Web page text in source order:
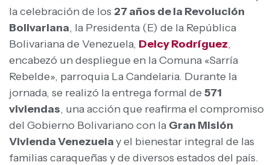
la celebración de los 27 años de la Revolución
Bolivariana, la Presidenta (E) de la República
Bolivariana de Venezuela, Delcy Rodríguez,
encabezó un despliegue en la Comuna «Sarría
Rebelde», parroquia La Candelaria. Durante la
jornada, se realizó la entrega formal de 571
viviendas, una acción que reafirma el compromiso
del Gobierno Bolivariano con la Gran Misión
Vivienda Venezuelay el bienestar integral de las
familias caraqueñas y de diversos estados del país.